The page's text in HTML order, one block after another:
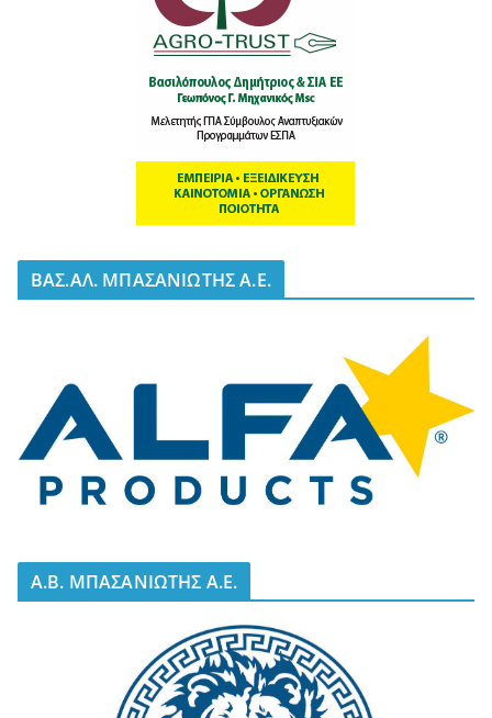
BΑΣ.ΑΛ. ΜΠΑΣΑΝΙΩΤΗΣ Α.Ε.
A.B. ΜΠΑΣΑΝΙΩΤΗΣ Α.Ε.